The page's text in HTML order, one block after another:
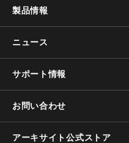
製品情報
ニュース
サポート情報
お問い合わせ
アーキサイト公式ストア